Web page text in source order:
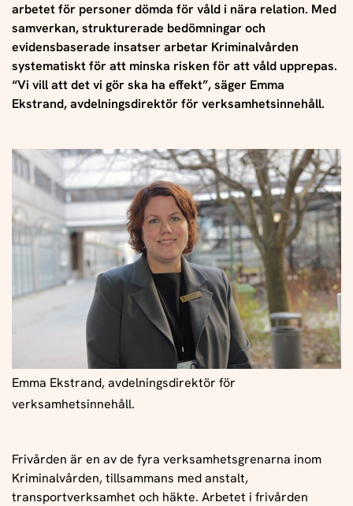
arbetet för personer dömda för våld i nära relation. Med
samverkan, strukturerade bedömningar och
evidensbaserade insatser arbetar Kriminalvården
systematiskt för att minska risken för att våld upprepas.
“Vi vill att det vi gör ska ha effekt”, säger Emma
Ekstrand, avdelningsdirektör för verksamhetsinnehåll.
Emma Ekstrand, avdelningsdirektör för
verksamhetsinnehåll.
Frivården är en av de fyra verksamhetsgrenarna inom
Kriminalvården, tillsammans med anstalt,
transportverksamhet och häkte. Arbetet i frivården